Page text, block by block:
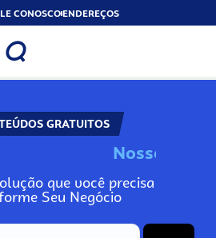
CONOSCOENDEREÇOS
GRATUITOS
Nosso
que você precisa
Seu Negócio